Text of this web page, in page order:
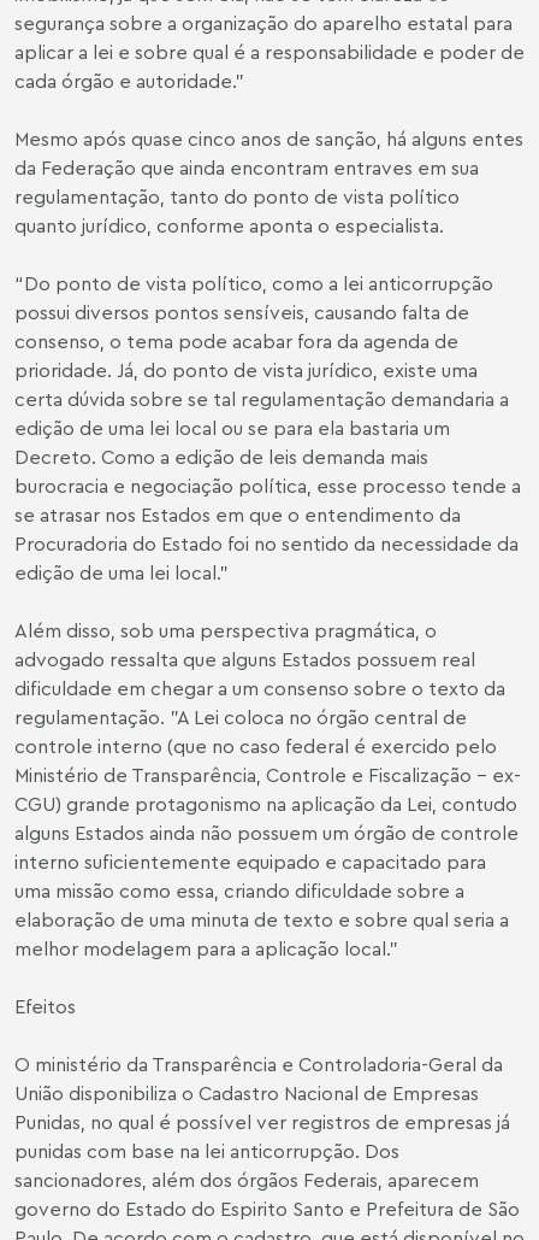
segurança sobre a organização do aparelho estatal para
aplicar a lei e sobre qual é a responsabilidade e poder de
cada órgão e autoridade.”
Mesmo após quase cinco anos de sanção, há alguns entes
da Federação que ainda encontram entraves em sua
regulamentação, tanto do ponto de vista político
quanto jurídico, conforme aponta o especialista.
“Do ponto de vista político, como a lei anticorrupção
possui diversos pontos sensíveis, causando falta de
consenso, o tema pode acabar fora da agenda de
prioridade. Já, do ponto de vista jurídico, existe uma
certa dúvida sobre se tal regulamentação demandaria a
edição de uma lei local ou se para ela bastaria um
Decreto. Como a edição de leis demanda mais
burocracia e negociação política, esse processo tende a
se atrasar nos Estados em que o entendimento da
Procuradoria do Estado foi no sentido da necessidade da
edição de uma lei local."
Além disso, sob uma perspectiva pragmática, o
advogado ressalta que alguns Estados possuem real
dificuldade em chegar a um consenso sobre o texto da
regulamentação. "A Lei coloca no órgão central de
controle interno (que no caso federal é exercido pelo
Ministério de Transparência, Controle e Fiscalização – ex-
CGU) grande protagonismo na aplicação da Lei, contudo
alguns Estados ainda não possuem um órgão de controle
interno suficientemente equipado e capacitado para
uma missão como essa, criando dificuldade sobre a
elaboração de uma minuta de texto e sobre qual seria a
melhor modelagem para a aplicação local.”
Efeitos
O ministério da Transparência e Controladoria-Geral da
União disponibiliza o Cadastro Nacional de Empresas
Punidas , no qual é possível ver registros de empresas já
punidas com base na lei anticorrupção. Dos
sancionadores, além dos órgãos Federais, aparecem
governo do Estado do Espirito Santo e Prefeitura de São